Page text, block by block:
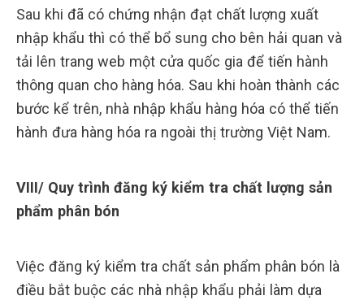
Sau khi đã có chứng nhận đạt chất lượng xuất
nhập khẩu thì có thể bổ sung cho bên hải quan và
tải lên trang web một cửa quốc gia để tiến hành
thông quan cho hàng hóa. Sau khi hoàn thành các
bước kể trên, nhà nhập khẩu hàng hóa có thể tiến
hành đưa hàng hóa ra ngoài thị trường Việt Nam.
VIII/ Quy trình đăng ký kiểm tra chất lượng sản
phẩm phân bón
Việc đăng ký kiểm tra chất sản phẩm phân bón là
điều bắt buộc các nhà nhập khẩu phải làm dựa